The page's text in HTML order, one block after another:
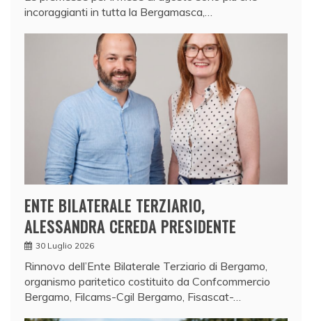
incoraggianti in tutta la Bergamasca,…
ENTE BILATERALE TERZIARIO,
ALESSANDRA CEREDA PRESIDENTE
30 Luglio 2026
Rinnovo dell’Ente Bilaterale Terziario di Bergamo,
organismo paritetico costituito da Confcommercio
Bergamo, Filcams-Cgil Bergamo, Fisascat-…